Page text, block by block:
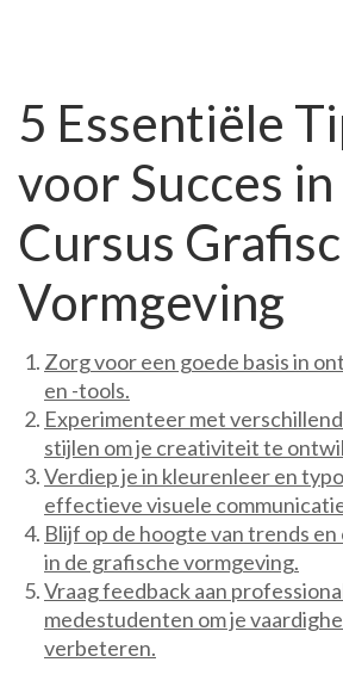
5 Essentiële
voor Succes
Cursus
Vormgeving
Zorg voor een goede basis in
en -tools.
Experimenteer met
stijlen om je creativiteit te
Verdiep je in kleurenleer en
effectieve visuele
Blijf op de hoogte van trends
in de grafische vormgeving.
Vraag feedback aan
medestudenten om je
verbeteren.